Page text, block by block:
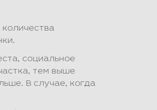
социальное
тем выше
В случае, когда